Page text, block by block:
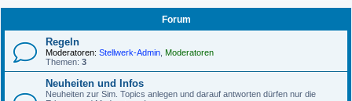
e
Forum
Regeln
Moderatoren: Stellwerk-Admin Moderatoren
Themen: 3
Neuheiten und Infos
Neuheiten zur Sim. Topics anlegen und darauf antworten dürfen nur die